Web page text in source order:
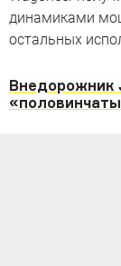
динамиками
остальных
Внедорожник